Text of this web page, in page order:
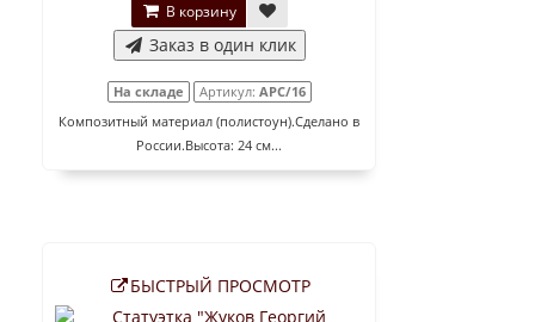
В корзину
Заказ в один клик
На складе Артикул: АРС/16
Композитный материал (полистоун).Сделано в
России.Высота: 24 см...
БЫСТРЫЙ ПРОСМОТР